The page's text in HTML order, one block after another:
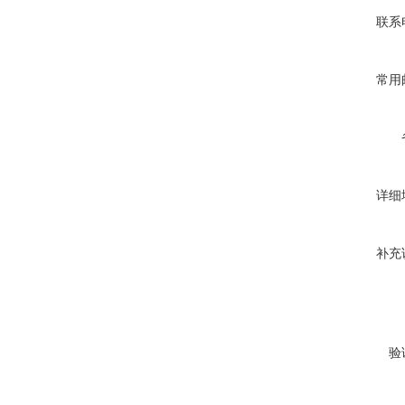
联系
常用
详细
补充
验